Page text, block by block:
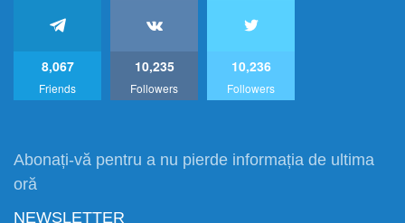
8,067
Friends
10,235
Followers
10,236
Followers
Abonați-vă pentru a nu pierde informația de ultima
oră
NEWSLETTER